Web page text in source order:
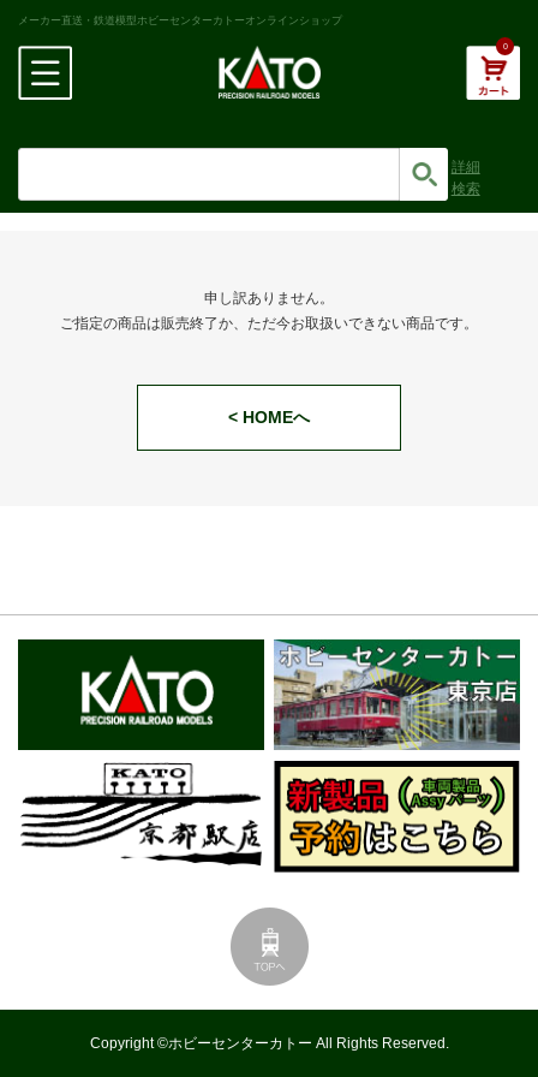
メーカー直送・鉄道模型ホビーセンターカトーオンラインショップ
0
詳細
検索
申し訳ありません。
ご指定の商品は販売終了か、ただ今お取扱いできない商品です。
< HOMEへ
Copyright ©ホビーセンターカトー All Rights Reserved.